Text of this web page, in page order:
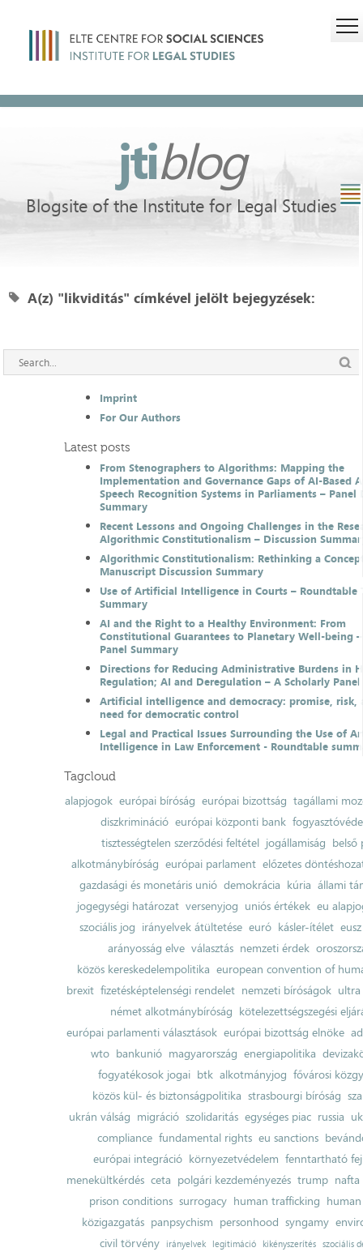
jtiblog
Blogsite of the Institute for Legal Studies
A(z) "likviditás" címkével jelölt bejegyzések:
Imprint
For Our Authors
Latest posts
From Stenographers to Algorithms: Mapping the
Implementation and Governance Gaps of AI-Based
Speech Recognition Systems in Parliaments – Panel
Summary
Recent Lessons and Ongoing Challenges in the
Algorithmic Constitutionalism – Discussion
Algorithmic Constitutionalism: Rethinking a
Manuscript Discussion Summary
Use of Artificial Intelligence in Courts – Roundtable
Summary
AI and the Right to a Healthy Environment: From
Constitutional Guarantees to Planetary Well-being
Panel Summary
Directions for Reducing Administrative Burdens in
Regulation; AI and Deregulation – A Scholarly
Artificial intelligence and democracy: promise, risk,
need for democratic control
Legal and Practical Issues Surrounding the Use of
Intelligence in Law Enforcement - Roundtable
Tagcloud
alapjogok európai bíróság európai bizottság tagállami
diszkrimináció európai központi bank
tisztességtelen szerződési feltétel jogállamiság belső
alkotmánybíróság európai parlament előzetes
gazdasági és monetáris unió demokrácia kúria állami
jogegységi határozat versenyjog uniós értékek eu
szociális jog irányelvek átültetése euró kásler-ítélet
arányosság elve választás nemzeti érdek
közös kereskedelempolitika european convention of
brexit fizetésképtelenségi rendelet nemzeti bíróságok ultra
német alkotmánybíróság kötelezettségszegési
európai parlamenti választások európai bizottság elnöke
wto bankunió magyarország energiapolitika
fogyatékosok jogai btk alkotmányjog fővárosi
közös kül- és biztonságpolitika strasbourgi bíróság
ukrán válság migráció szolidaritás egységes piac russia
compliance fundamental rights eu sanctions
európai integráció környezetvédelem fenntartható
menekültkérdés ceta polgári kezdeményezés trump nafta
prison conditions surrogacy human trafficking
közigazgatás panpsychism personhood syngamy
civil törvény
irányelvek legitimáció kikényszerítés szociális